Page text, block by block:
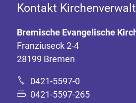
Kontakt
Bremische Evangelische
Franziuseck 2-4
28199 Bremen
0421-5597-0
0421-5597-265